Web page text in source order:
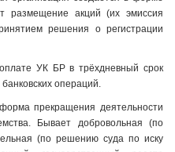
размещение акций (их эмиссия
решения о регистрации
УК БР в трёхдневный срок
операций.
прекращения деятельности
Бывает добровольная (по
(по решению суда по иску